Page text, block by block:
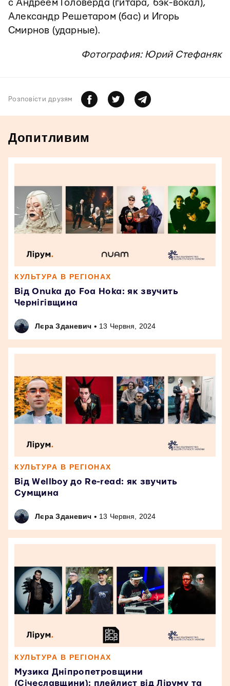
с Андреем Головерда (гитара, бэк-вокал),
Александр Решетаром (бас) и Игорь
Смирнов (ударные).
Фотография: Юрий Стефаняк
Розповiсти друзям
Допитливим
КУЛЬТУРА В РЕГІОНАХ
Від Onuka до Foa Hoka: як звучить
Чернігівщина
Лєра Зданевич • 13 Червня, 2024
КУЛЬТУРА В РЕГІОНАХ
Від Wellboy до Re-read: як звучить
Сумщина
Лєра Зданевич • 13 Червня, 2024
КУЛЬТУРА В РЕГІОНАХ
Музика Дніпропетровщини
(Січеславщини): плейлист від Ліруму та